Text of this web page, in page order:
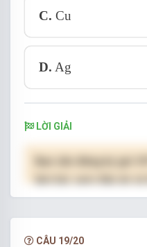
C. Cu
D. Ag
LỜI GIẢI
hạn.
CÂU 19/20